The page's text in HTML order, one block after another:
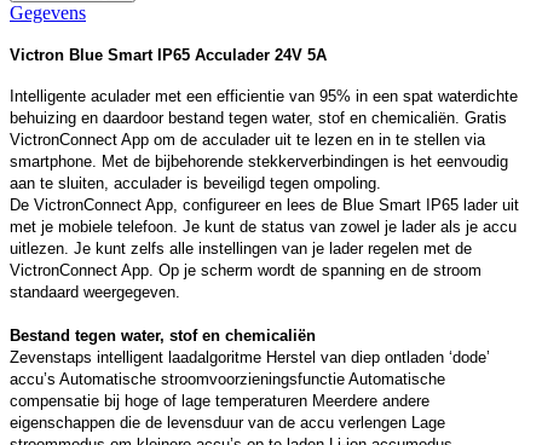
Gegevens
Victron Blue Smart IP65 Acculader 24V 5A
Intelligente aculader met een efficientie van 95% in een spat waterdichte
behuizing en daardoor bestand tegen water, stof en chemicaliën. Gratis
VictronConnect App om de acculader uit te lezen en in te stellen via
smartphone. Met de bijbehorende stekkerverbindingen is het eenvoudig
aan te sluiten, acculader is beveiligd tegen ompoling.
De VictronConnect App, configureer en lees de Blue Smart IP65 lader uit
met je mobiele telefoon. Je kunt de status van zowel je lader als je accu
uitlezen. Je kunt zelfs alle instellingen van je lader regelen met de
VictronConnect App. Op je scherm wordt de spanning en de stroom
standaard weergegeven.
Bestand tegen water, stof en chemicaliën
Zevenstaps intelligent laadalgoritme Herstel van diep ontladen ‘dode’
accu’s Automatische stroomvoorzieningsfunctie Automatische
compensatie bij hoge of lage temperaturen Meerdere andere
eigenschappen die de levensduur van de accu verlengen Lage